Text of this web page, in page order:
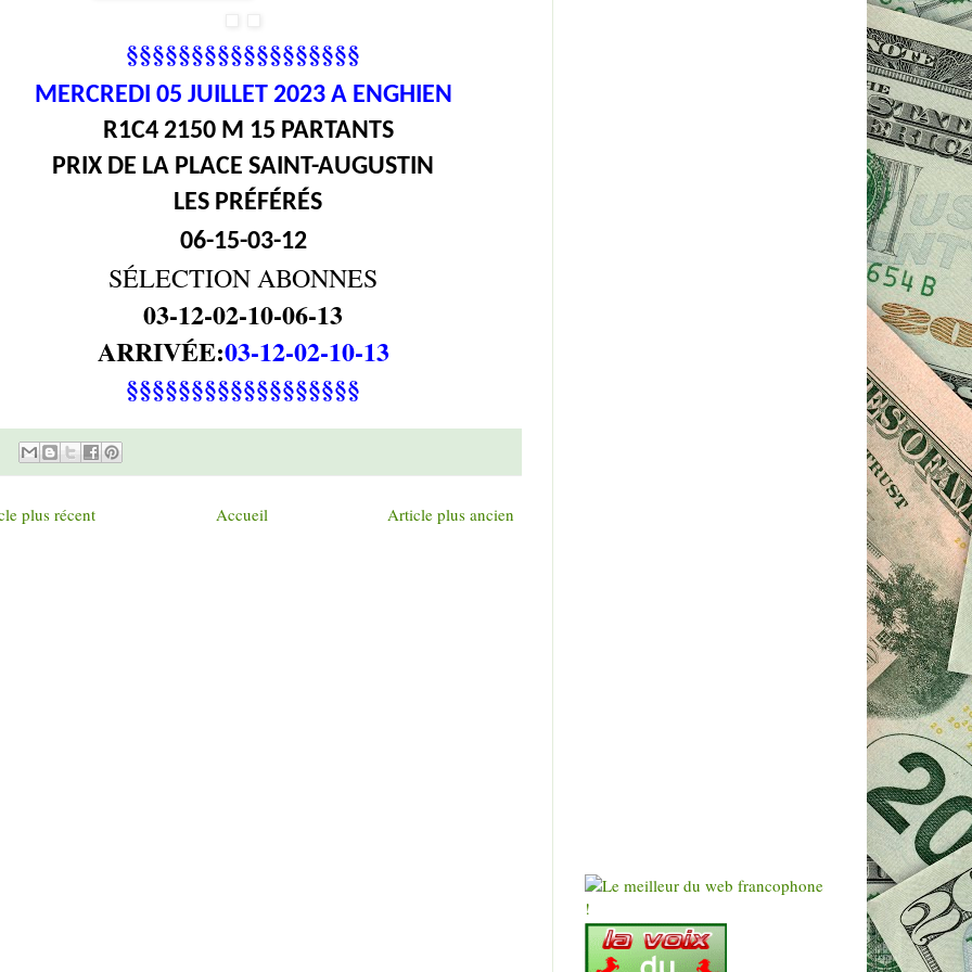
§§§§§§§§§§§§§§§§§§
MERCREDI 05 JUILLET 2023 A ENGHIEN
R1C4 2150 M 15 PARTANTS
PRIX DE LA PLACE SAINT-AUGUSTIN
LES PRÉFÉRÉS
06-15-03-12
SÉLECTION ABONNES
03-12-02-10-06-13
ARRIVÉE:03-12-02-10-13
§§§§§§§§§§§§§§§§§§
plus récent Article plus ancien
Accueil